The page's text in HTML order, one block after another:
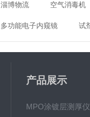
淄博物流 空气消毒机
多功能电子内窥镜 试
产品展示